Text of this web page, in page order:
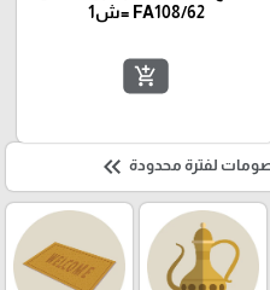
FA108/62 =ش1
add_shopping_cart
لفترة محدودة keyboard_double_arrow_left